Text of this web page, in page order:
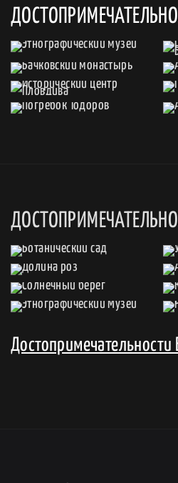
Достопримечательности